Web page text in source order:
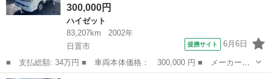
300,000円
ハイゼット
83,207km
2002年
日置市
提携サイト 6月6日
■ 支払総額: 34万円 ■ 車両本体価格： 300,000 円 ■ メーカー
名： ダイハツ ■ 車種名： ハイゼットトラック ■ グレード